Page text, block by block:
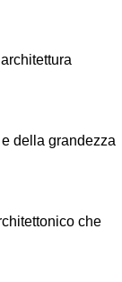
della grandezza
che